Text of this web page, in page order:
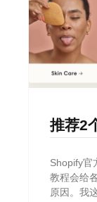
推荐2
Shopify官
教程会给
原因。我